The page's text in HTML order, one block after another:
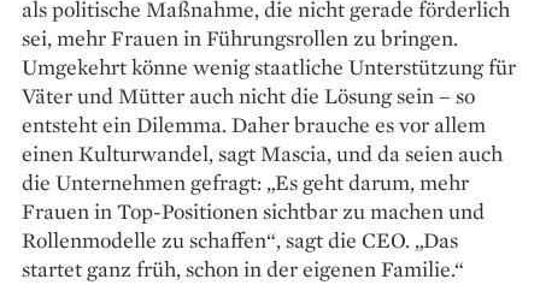
als politische Maßnahme, die nicht gerade förderlich
sei, mehr Frauen in Führungsrollen zu bringen.
Umgekehrt könne wenig staatliche Unter­stützung für
Väter und Mütter auch nicht die Lösung sein – so
entsteht ein Dilemma. Daher brauche es vor allem
einen Kulturwandel, sagt Mascia, und da seien auch
die Unternehmen gefragt: „Es geht darum, mehr
Frauen in Top-Positionen sichtbar zu machen und
Rollenmodelle zu schaffen“, sagt die CEO. „Das
startet ganz früh, schon in der eigenen Familie.“